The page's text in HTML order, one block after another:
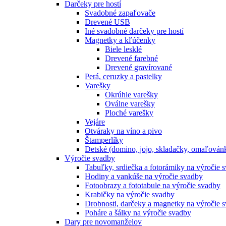
Darčeky pre hostí
Svadobné zapaľovače
Drevené USB
Iné svadobné darčeky pre hostí
Magnetky a kľúčenky
Biele lesklé
Drevené farebné
Drevené gravírované
Perá, ceruzky a pastelky
Varešky
Okrúhle varešky
Oválne varešky
Ploché varešky
Vejáre
Otváraky na víno a pivo
Štamperlíky
Detské (domino, jojo, skladačky,
Výročie svadby
Tabuľky, srdiečka a fotorámiky na výročie
Hodiny a vankúše na výročie svadby
Fotoobrazy a fototabule na výročie svadby
Krabičky na výročie svadby
Drobnosti, darčeky a magnetky na výročie
Poháre a šálky na výročie svadby
Dary pre novomanželov